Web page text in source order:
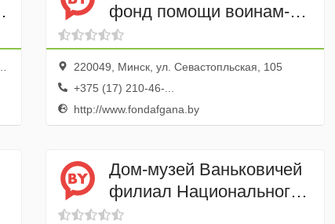
фонд помощи воинам-
интернационалистам
Память Афгана
220049, Минск, ул. Севастопльская, 105
+375 (17) 210-46-...
http://www.fondafgana.by
Дом-музей Ваньковичей
филиал Национального
Художественного Музея